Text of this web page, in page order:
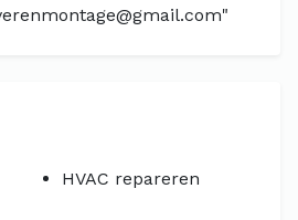
"
HVAC repareren